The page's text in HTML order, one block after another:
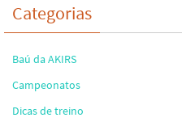
Categorias
Baú da AKIRS
Campeonatos
Dicas de treino